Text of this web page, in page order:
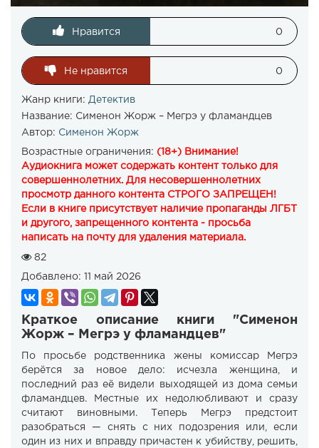
Нравится 0
Не нравится 0
Жанр книги: Детектив
Название: Сименон Жорж – Мегрэ у фламандцев
Автор: Сименон Жорж
Возрастные ограничения: (18+) Внимание!
Аудиокнига может содержать контент только для
совершеннолетних. Для несовершеннолетних
просмотр данного контента СТРОГО ЗАПРЕЩЕН!
Если в книге присутствует наличие пропаганды ЛГБТ
и другого, запрещенного контента - просьба
написать на почту для удаления материала.
82
Добавлено: 11 май 2026
Краткое описание книги "Сименон
Жорж – Мегрэ у фламандцев"
По просьбе родственника жены комиссар Мегрэ
берётся за новое дело: исчезла женщина, и
последний раз её видели выходящей из дома семьи
фламандцев. Местные их недолюбливают и сразу
считают виновными. Теперь Мегрэ предстоит
разобраться — снять с них подозрения или, если
один из них и вправду причастен к убийству, решить,